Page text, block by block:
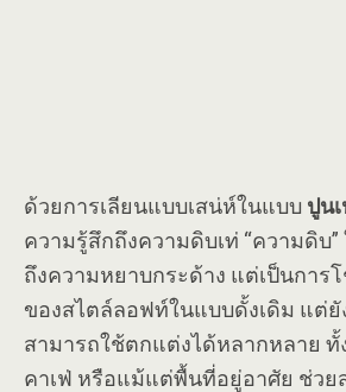
ด้วยการเลียนแบบเสน่ห์ในแบบ ปูน
ความรู้สึกถึงความดิบเท่ “ความดิบ
ถึงความหยาบกระด้าง แต่เป็นการ
ของสไตล์ลอฟท์ในแบบดั้งเดิม แต่ยั
สามารถใช้ตกแต่งได้หลากหลาย ทั้
คาเฟ่ หรือแม้แต่พื้นที่อยู่อาศัย ช่วย